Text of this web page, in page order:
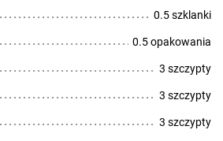
0.5 szklanki
0.5 opakowania
3 szczypty
3 szczypty
3 szczypty